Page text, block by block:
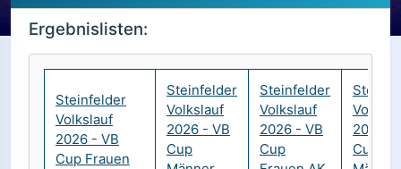
Ergebnislisten:
Steinfelder
Volkslauf
2026 - VB
Cup Frauen
Steinfelder
Volkslauf
2026 - VB
Cup
Steinfelder
Volkslauf
2026 - VB
Cup
2026 -
Cup